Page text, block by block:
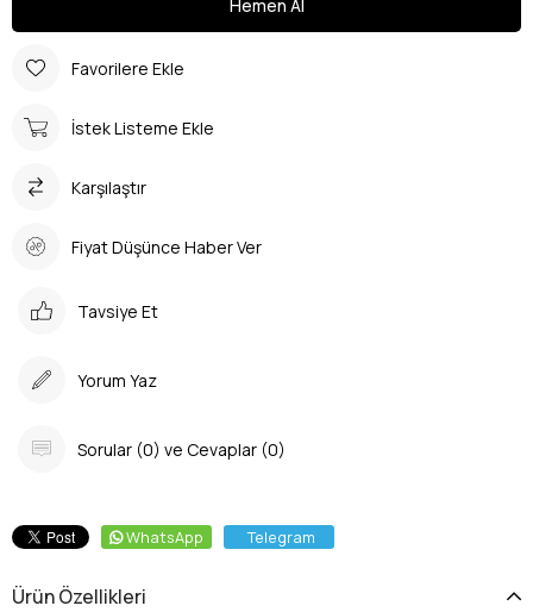
Favorilere Ekle
İstek Listeme Ekle
Karşılaştır
Fiyat Düşünce Haber Ver
Tavsiye Et
Yorum Yaz
Sorular (0) ve Cevaplar (0)
WhatsApp Telegram
Ürün Özellikleri